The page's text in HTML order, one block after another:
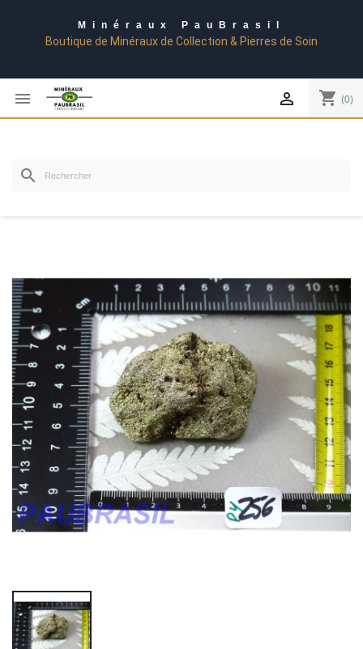
Minéraux PauBrasil
Boutique de Minéraux de Collection & Pierres de Soin
 shopping_cart (0)

search